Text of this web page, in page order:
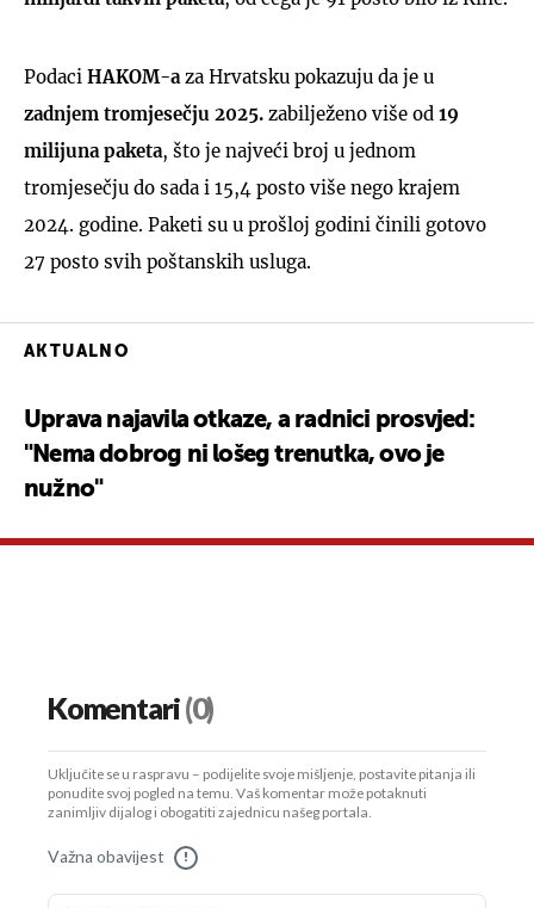
Podaci HAKOM-a za Hrvatsku pokazuju da je u
zadnjem tromjesečju 2025. zabilježeno više od 19
milijuna paketa, što je najveći broj u jednom
tromjesečju do sada i 15,4 posto više nego krajem
2024. godine. Paketi su u prošloj godini činili gotovo
27 posto svih poštanskih usluga.
AKTUALNO
Uprava najavila otkaze, a radnici prosvjed:
"Nema dobrog ni lošeg trenutka, ovo je
nužno"
Komentari(0)
Uključite se u raspravu – podijelite svoje mišljenje, postavite pitanja ili
ponudite svoj pogled na temu. Vaš komentar može potaknuti
zanimljiv dijalog i obogatiti zajednicu našeg portala.
Važna obavijest !